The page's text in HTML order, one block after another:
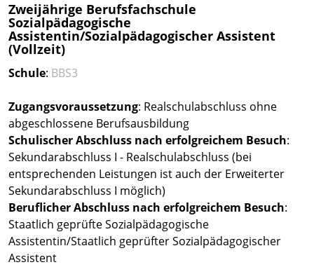
Zweijährige Berufsfachschule
Sozialpädagogische
Assistentin/Sozialpädagogischer Assistent
(Vollzeit)
Schule: BBS3
Zugangsvoraussetzung: Realschulabschluss ohne
abgeschlossene Berufsausbildung
Schulischer Abschluss nach erfolgreichem Besuch:
Sekundarabschluss I - Realschulabschluss (bei
entsprechenden Leistungen ist auch der Erweiterter
Sekundarabschluss I möglich)
Beruflicher Abschluss nach erfolgreichem Besuch:
Staatlich geprüfte Sozialpädagogische
Assistentin/Staatlich geprüfter Sozialpädagogischer
Assistent